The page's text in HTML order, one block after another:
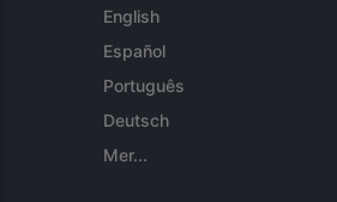
English
Español
Português
Deutsch
Mer...